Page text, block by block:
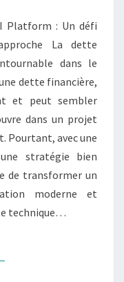
N
T
A
I
R
S
Platform : Un défi
La dette
dans le
dette financière,
et peut sembler
dans un projet
Pourtant, avec une
stratégie bien
de transformer un
moderne et
technique…
LA SUITE